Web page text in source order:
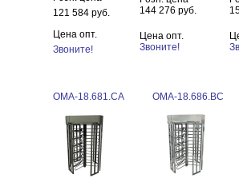
121 584 руб.
144 276 руб.
Цена опт.
Звоните!
Цена опт.
Звоните!
ОМА-18.681.CA ОМА-18.686.BC